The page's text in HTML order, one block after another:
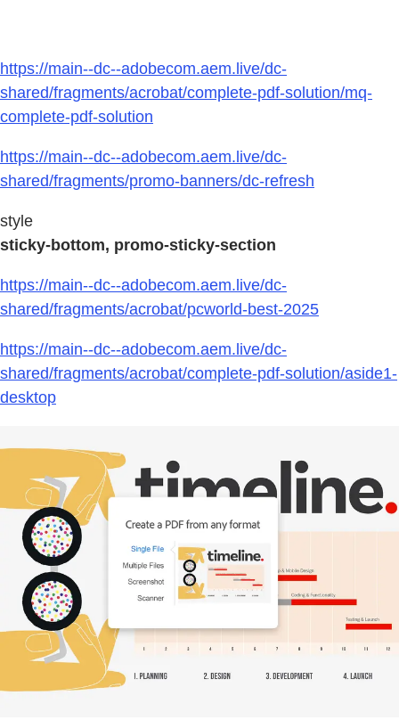
https://main--dc--adobecom.aem.live/dc-
shared/fragments/acrobat/complete-pdf-solution/mq-
complete-pdf-solution
https://main--dc--adobecom.aem.live/dc-
shared/fragments/promo-banners/dc-refresh
style
sticky-bottom, promo-sticky-section
https://main--dc--adobecom.aem.live/dc-
shared/fragments/acrobat/pcworld-best-2025
https://main--dc--adobecom.aem.live/dc-
shared/fragments/acrobat/complete-pdf-solution/aside1-
desktop